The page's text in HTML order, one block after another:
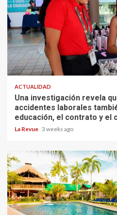
ACTUALIDAD
Una investigación revela
accidentes laborales
educación, el contrato y el
La Revue 3 weeks ago